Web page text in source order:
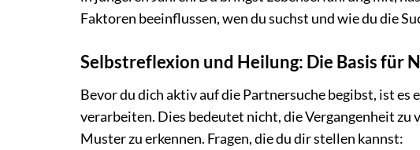
Faktoren beeinflussen, wen du suchst und wie du die
Selbstreflexion und Heilung: Die Basis für
Bevor du dich aktiv auf die Partnersuche begibst, ist es
verarbeiten. Dies bedeutet nicht, die Vergangenheit zu
Muster zu erkennen. Fragen, die du dir stellen kannst: